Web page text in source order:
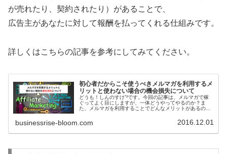
が売れたり、契約されたり）があることで、
広告主があなたに対して報酬を払ってくれる仕組みです。
詳しくはこちらの記事を参考にしてみてください。
初心者だからこそ使うべきメルマガを利用するメ
リットと使わない場合の機会損失について
どうも！しんのすけ⁺²です。今回の記事は、メルマガで稼
ぐってよく目にしますが、一体どうやってやるのか？ま
た、メルマガを利用することでどんなメリットがあるの
businessrise-bloom.com 2016.12.01